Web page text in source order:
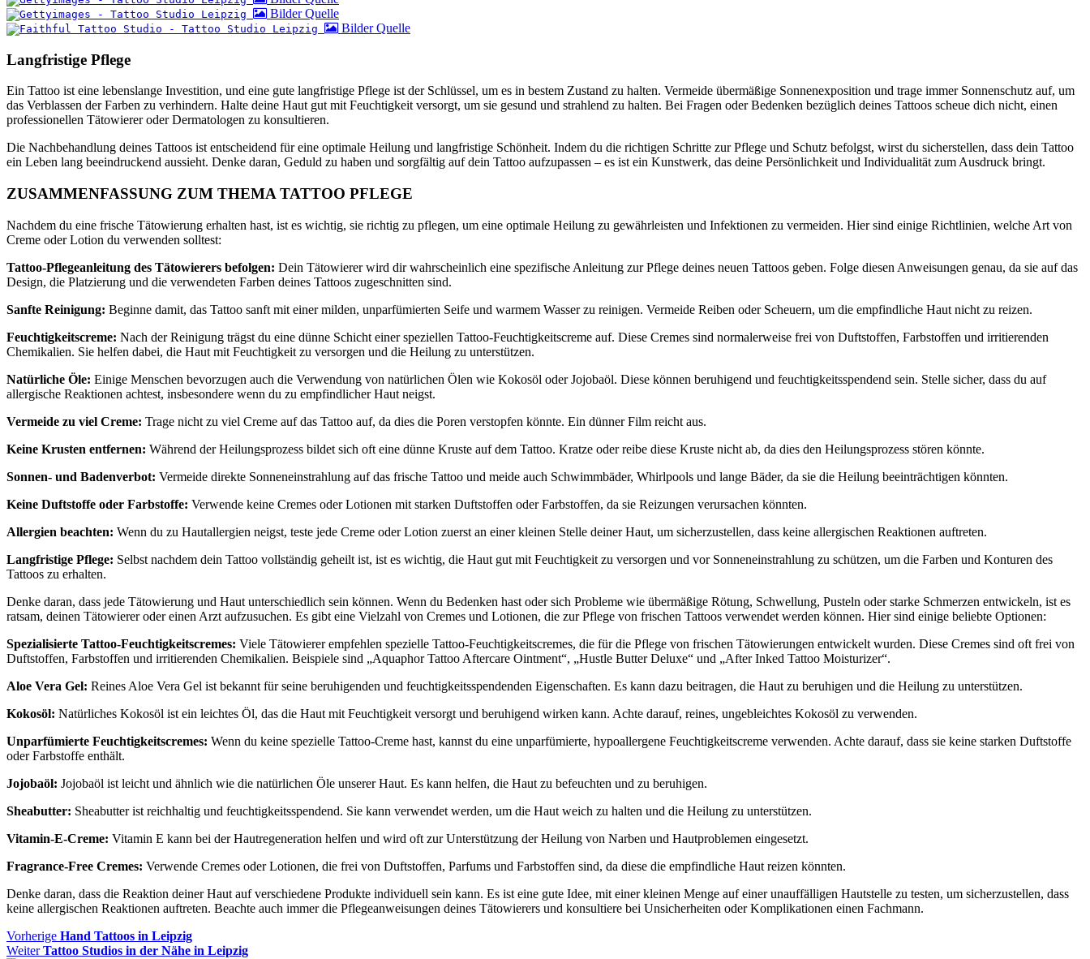
Bilder Quelle
Bilder Quelle
Langfristige Pflege
Ein Tattoo ist eine lebenslange Investition, und eine gute langfristige Pflege ist der Schlüssel, um es in bestem Zustand zu halten. Vermeide übermäßige Sonnenexposition und trage immer Sonnenschutz auf, um
das Verblassen der Farben zu verhindern. Halte deine Haut gut mit Feuchtigkeit versorgt, um sie gesund und strahlend zu halten. Bei Fragen oder Bedenken bezüglich deines Tattoos scheue dich nicht, einen
professionellen Tätowierer oder Dermatologen zu konsultieren.
Die Nachbehandlung deines Tattoos ist entscheidend für eine optimale Heilung und langfristige Schönheit. Indem du die richtigen Schritte zur Pflege und Schutz befolgst, wirst du sicherstellen, dass dein Tattoo
ein Leben lang beeindruckend aussieht. Denke daran, Geduld zu haben und sorgfältig auf dein Tattoo aufzupassen – es ist ein Kunstwerk, das deine Persönlichkeit und Individualität zum Ausdruck bringt.
ZUSAMMENFASSUNG ZUM THEMA TATTOO PFLEGE
Nachdem du eine frische Tätowierung erhalten hast, ist es wichtig, sie richtig zu pflegen, um eine optimale Heilung zu gewährleisten und Infektionen zu vermeiden. Hier sind einige Richtlinien, welche Art von
Creme oder Lotion du verwenden solltest:
Tattoo-Pflegeanleitung des Tätowierers befolgen: Dein Tätowierer wird dir wahrscheinlich eine spezifische Anleitung zur Pflege deines neuen Tattoos geben. Folge diesen Anweisungen genau, da sie auf das
Design, die Platzierung und die verwendeten Farben deines Tattoos zugeschnitten sind.
Sanfte Reinigung: Beginne damit, das Tattoo sanft mit einer milden, unparfümierten Seife und warmem Wasser zu reinigen. Vermeide Reiben oder Scheuern, um die empfindliche Haut nicht zu reizen.
Feuchtigkeitscreme: Nach der Reinigung trägst du eine dünne Schicht einer speziellen Tattoo-Feuchtigkeitscreme auf. Diese Cremes sind normalerweise frei von Duftstoffen, Farbstoffen und irritierenden
Chemikalien. Sie helfen dabei, die Haut mit Feuchtigkeit zu versorgen und die Heilung zu unterstützen.
Natürliche Öle: Einige Menschen bevorzugen auch die Verwendung von natürlichen Ölen wie Kokosöl oder Jojobaöl. Diese können beruhigend und feuchtigkeitsspendend sein. Stelle sicher, dass du auf
allergische Reaktionen achtest, insbesondere wenn du zu empfindlicher Haut neigst.
Vermeide zu viel Creme: Trage nicht zu viel Creme auf das Tattoo auf, da dies die Poren verstopfen könnte. Ein dünner Film reicht aus.
Keine Krusten entfernen: Während der Heilungsprozess bildet sich oft eine dünne Kruste auf dem Tattoo. Kratze oder reibe diese Kruste nicht ab, da dies den Heilungsprozess stören könnte.
Sonnen- und Badenverbot: Vermeide direkte Sonneneinstrahlung auf das frische Tattoo und meide auch Schwimmbäder, Whirlpools und lange Bäder, da sie die Heilung beeinträchtigen könnten.
Keine Duftstoffe oder Farbstoffe: Verwende keine Cremes oder Lotionen mit starken Duftstoffen oder Farbstoffen, da sie Reizungen verursachen könnten.
Allergien beachten: Wenn du zu Hautallergien neigst, teste jede Creme oder Lotion zuerst an einer kleinen Stelle deiner Haut, um sicherzustellen, dass keine allergischen Reaktionen auftreten.
Langfristige Pflege: Selbst nachdem dein Tattoo vollständig geheilt ist, ist es wichtig, die Haut gut mit Feuchtigkeit zu versorgen und vor Sonneneinstrahlung zu schützen, um die Farben und Konturen des
Tattoos zu erhalten.
Denke daran, dass jede Tätowierung und Haut unterschiedlich sein können. Wenn du Bedenken hast oder sich Probleme wie übermäßige Rötung, Schwellung, Pusteln oder starke Schmerzen entwickeln, ist es
ratsam, deinen Tätowierer oder einen Arzt aufzusuchen. Es gibt eine Vielzahl von Cremes und Lotionen, die zur Pflege von frischen Tattoos verwendet werden können. Hier sind einige beliebte Optionen:
Spezialisierte Tattoo-Feuchtigkeitscremes: Viele Tätowierer empfehlen spezielle Tattoo-Feuchtigkeitscremes, die für die Pflege von frischen Tätowierungen entwickelt wurden. Diese Cremes sind oft frei von
Duftstoffen, Farbstoffen und irritierenden Chemikalien. Beispiele sind „Aquaphor Tattoo Aftercare Ointment“, „Hustle Butter Deluxe“ und „After Inked Tattoo Moisturizer“.
Aloe Vera Gel: Reines Aloe Vera Gel ist bekannt für seine beruhigenden und feuchtigkeitsspendenden Eigenschaften. Es kann dazu beitragen, die Haut zu beruhigen und die Heilung zu unterstützen.
Kokosöl: Natürliches Kokosöl ist ein leichtes Öl, das die Haut mit Feuchtigkeit versorgt und beruhigend wirken kann. Achte darauf, reines, ungebleichtes Kokosöl zu verwenden.
Unparfümierte Feuchtigkeitscremes: Wenn du keine spezielle Tattoo-Creme hast, kannst du eine unparfümierte, hypoallergene Feuchtigkeitscreme verwenden. Achte darauf, dass sie keine starken Duftstoffe
oder Farbstoffe enthält.
Jojobaöl: Jojobaöl ist leicht und ähnlich wie die natürlichen Öle unserer Haut. Es kann helfen, die Haut zu befeuchten und zu beruhigen.
Sheabutter: Sheabutter ist reichhaltig und feuchtigkeitsspendend. Sie kann verwendet werden, um die Haut weich zu halten und die Heilung zu unterstützen.
Vitamin-E-Creme: Vitamin E kann bei der Hautregeneration helfen und wird oft zur Unterstützung der Heilung von Narben und Hautproblemen eingesetzt.
Fragrance-Free Cremes: Verwende Cremes oder Lotionen, die frei von Duftstoffen, Parfums und Farbstoffen sind, da diese die empfindliche Haut reizen könnten.
Denke daran, dass die Reaktion deiner Haut auf verschiedene Produkte individuell sein kann. Es ist eine gute Idee, mit einer kleinen Menge auf einer unauffälligen Hautstelle zu testen, um sicherzustellen, dass
keine allergischen Reaktionen auftreten. Beachte auch immer die Pflegeanweisungen deines Tätowierers und konsultiere bei Unsicherheiten oder Komplikationen einen Fachmann.
Beitragsnavigation
Vorherige Vorheriger
Beitrag
Hand Tattoos in Leipzig
Weiter Nächster
Tattoo Studios in der Nähe in Leipzig